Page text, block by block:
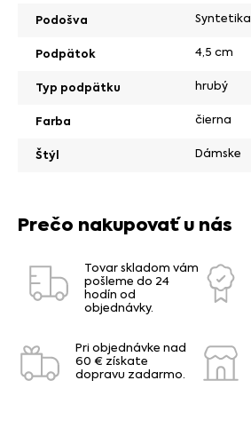
Podošva Syntetika
Podpätok 4,5 cm
Typ podpätku hrubý
Farba čierna
Štýl Dámske
Prečo nakupovať u nás
Tovar skladom vám
pošleme do 24
hodín od
objednávky.
Pri objednávke nad
60 € získate
dopravu zadarmo.